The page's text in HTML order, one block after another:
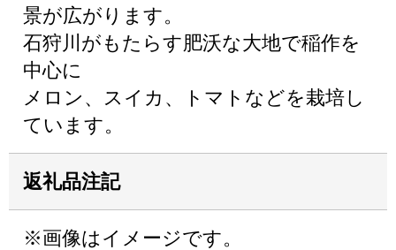
景が広がります。
石狩川がもたらす肥沃な大地で稲作を
中心に
メロン、スイカ、トマトなどを栽培し
ています。
返礼品注記
※画像はイメージです。